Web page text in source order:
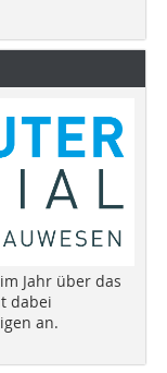
Jahr über das
dabei
an.